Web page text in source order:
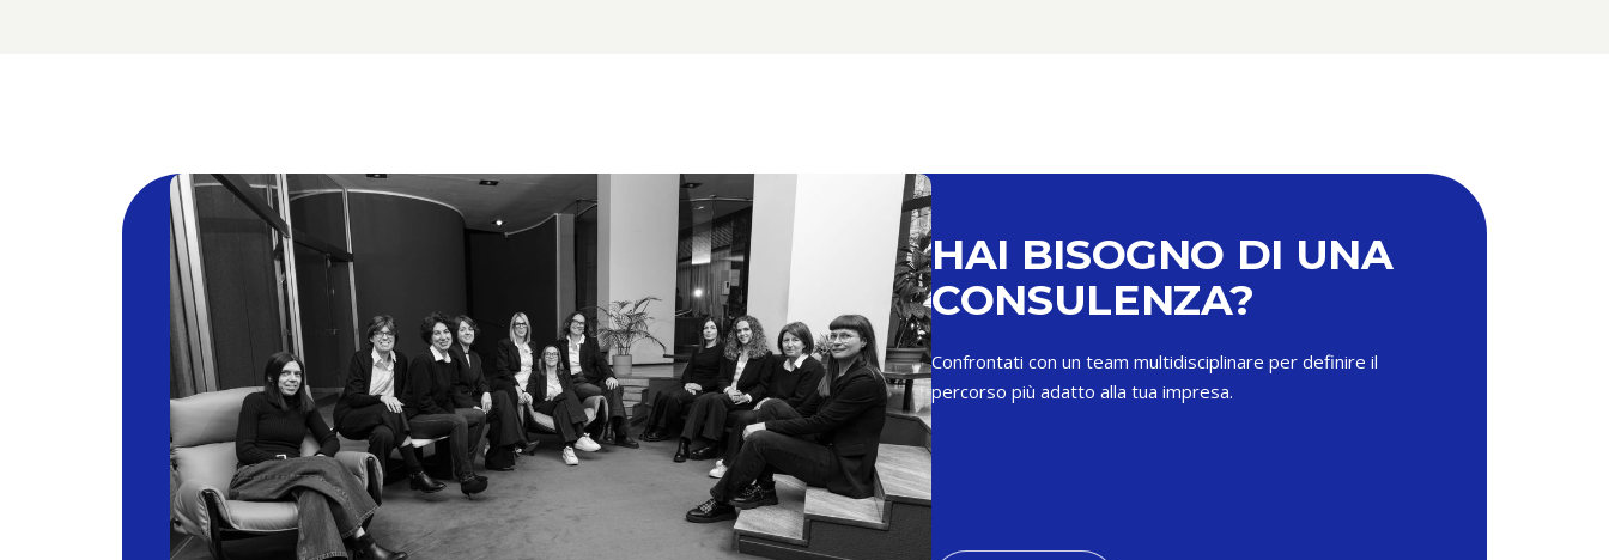
HAI BISOGNO DI UNA
CONSULENZA?
Confrontati con un team multidisciplinare per definire il
percorso più adatto alla tua impresa.